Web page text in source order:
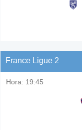
France Ligue 2
Hora: 19:45